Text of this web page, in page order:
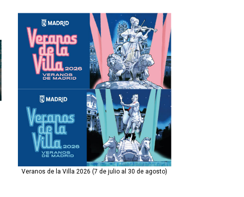
Veranos de la Villa 2026 (7 de julio al 30 de agosto)